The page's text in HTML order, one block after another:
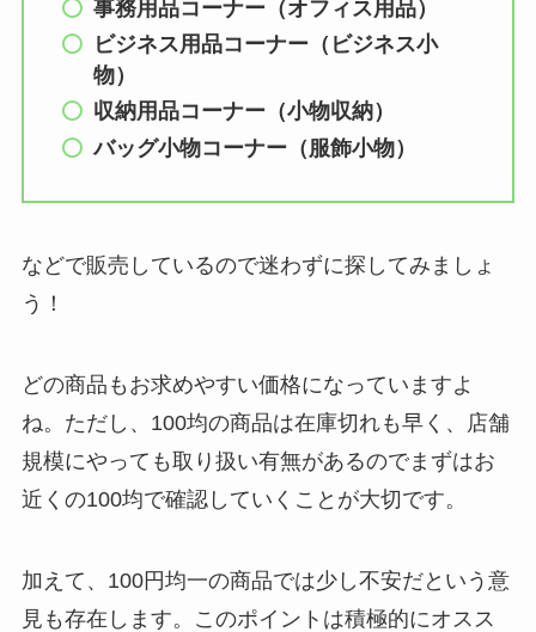
事務用品コーナー（オフィス用品）
ビジネス用品コーナー（ビジネス小
物）
収納用品コーナー（小物収納）
バッグ小物コーナー（服飾小物）
などで販売しているので迷わずに探してみましょ
う！
どの商品もお求めやすい価格になっていますよ
ね。ただし、100均の商品は在庫切れも早く、店舗
規模にやっても取り扱い有無があるのでまずはお
近くの100均で確認していくことが大切です。
加えて、100円均一の商品では少し不安だという意
見も存在します。このポイントは積極的にオスス